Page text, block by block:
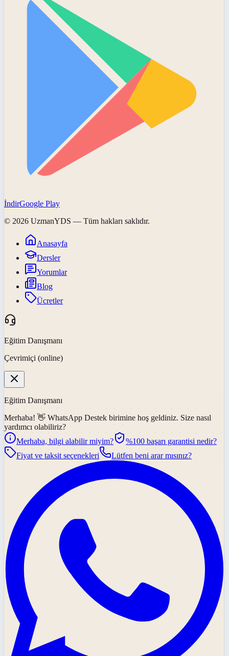
İndirGoogle Play
© 2026 UzmanYDS — Tüm hakları saklıdır.
Anasayfa
Dersler
Yorumlar
Blog
Ücretler
Eğitim Danışmanı
Çevrimiçi (online)
Eğitim Danışmanı
Merhaba! 👋 WhatsApp Destek birimine hoş geldiniz. Size nasıl
yardımcı olabiliriz?
Merhaba, bilgi alabilir miyim?
%100 başarı garantisi nedir?
Fiyat ve taksit seçenekleri
Lütfen beni arar mısınız?